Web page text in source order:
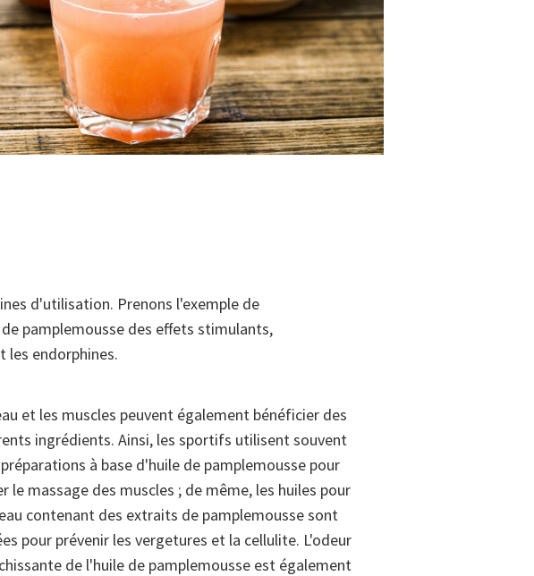
d'utilisation. Prenons l'exemple de
pamplemousse des effets stimulants,
endorphines.
et les muscles peuvent également bénéficier des
ingrédients. Ainsi, les sportifs utilisent souvent
à base d'huile de pamplemousse pour
le massage des muscles ; de même, les huiles pour
contenant des extraits de pamplemousse sont
pour prévenir les vergetures et la cellulite. L'odeur
de l'huile de pamplemousse est également